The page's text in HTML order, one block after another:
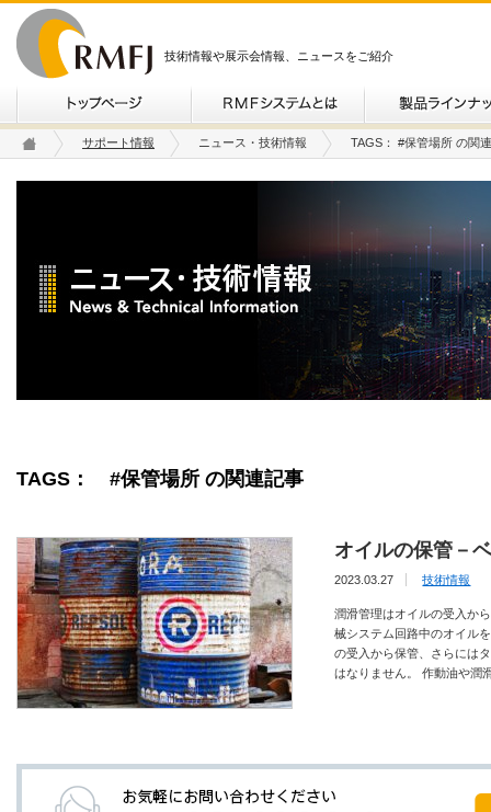
技術情報や展示会情報、ニュースをご紹介
サポート情報 ニュース・技術情報 TAGS： #保管場所 の関
TAGS： #保管場所 の関連記事
オイルの保管－
2023.03.27 技術情報
潤滑管理はオイルの受入か
械システム回路中のオイル
の受入から保管、さらには
はなりません。 作動油や潤